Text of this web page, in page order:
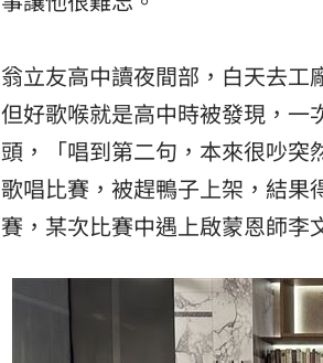
翁立友高中讀夜間部，白天去工
但好歌喉就是高中時被發現，一
頭，「唱到第二句，本來很吵突
歌唱比賽，被趕鴨子上架，結果
賽，某次比賽中遇上啟蒙恩師李